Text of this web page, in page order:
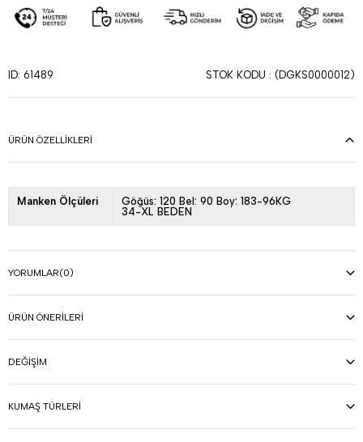
ID: 61489 STOK KODU (DGKS0000012)
ÜRÜN ÖZELLIKLERI
Manken Ölçüleri
Göğüs: 120 Bel: 90 Boy: 183-96KG
34-XL BEDEN
YORUMLAR(0)
ÜRÜN ÖNERILERI
DEĞIŞIM
KUMAŞ TÜRLERI